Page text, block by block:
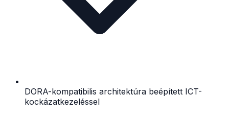
DORA-kompatibilis architektúra beépített ICT-
kockázatkezeléssel